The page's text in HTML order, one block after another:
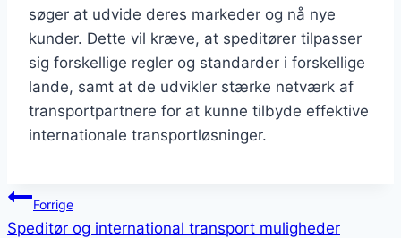
søger at udvide deres markeder og nå nye
kunder. Dette vil kræve, at speditører tilpasser
sig forskellige regler og standarder i forskellige
lande, samt at de udvikler stærke netværk af
transportpartnere for at kunne tilbyde effektive
internationale transportløsninger.
Indlægsnavigation
Forrige
Speditør og international transport muligheder